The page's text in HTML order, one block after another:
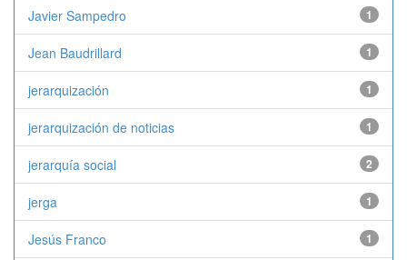
Javier Sampedro 1
Jean Baudrillard 1
jerarquización 1
jerarquización de noticias 1
jerarquía social 2
jerga 1
Jesús Franco 1